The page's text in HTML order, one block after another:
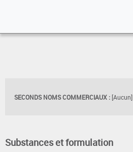
SECONDS NOMS COMMERCIAUX : [Aucun]
Substances et formulation